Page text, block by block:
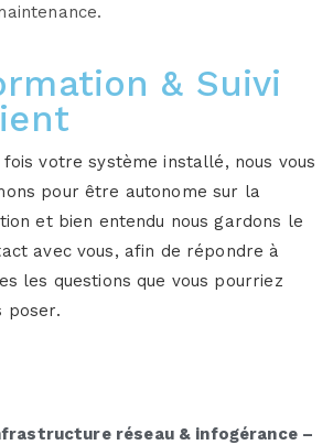
& Suivi
fois votre système installé, nous vous
pour être autonome sur la
et bien entendu nous gardons le
avec vous, afin de répondre à
les questions que vous pourriez
poser.
réseau & infogérance –